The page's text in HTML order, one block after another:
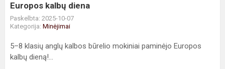
Europos kalbų diena
Paskelbta: 2025-10-07
Kategorija: Minėjimai
5–8 klasių anglų kalbos būrelio mokiniai paminėjo Europos
kalbų dieną!...